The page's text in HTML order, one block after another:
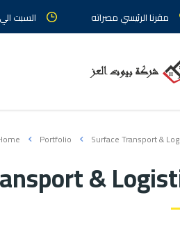
مقرنا الرئيسي مصراته السبت الي
Portfolio Surface Transport &
&